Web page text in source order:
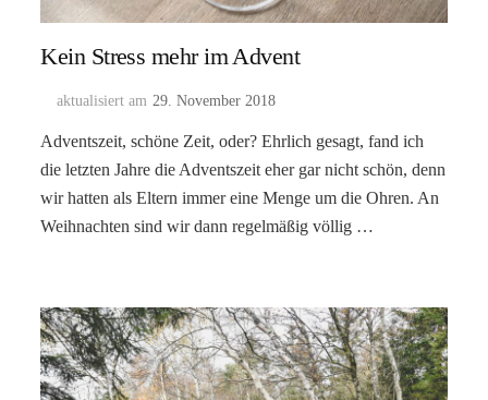
Kein Stress mehr im Advent
aktualisiert am 29. November 2018
Adventszeit, schöne Zeit, oder? Ehrlich gesagt, fand ich
die letzten Jahre die Adventszeit eher gar nicht schön, denn
wir hatten als Eltern immer eine Menge um die Ohren. An
Weihnachten sind wir dann regelmäßig völlig …